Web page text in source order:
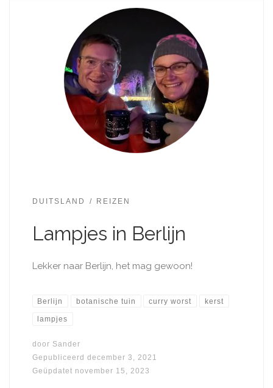
DUITSLAND REIZEN
Lampjes in Berlijn
Lekker naar Berlijn, het mag gewoon!
Berlijn botanische tuin curry worst kerst
lampjes
door Sander
Gepubliceerd december 3, 2021
Geüpdatet november 15, 2023